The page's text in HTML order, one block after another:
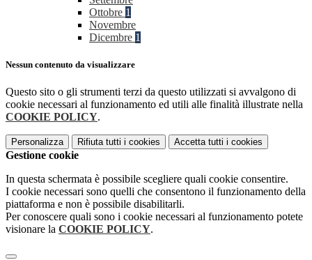
Ottobre 1
Novembre
Dicembre 1
Nessun contenuto da visualizzare
Questo sito o gli strumenti terzi da questo utilizzati si avvalgono di
cookie necessari al funzionamento ed utili alle finalità illustrate nella
COOKIE POLICY.
Personalizza Rifiuta tutti i cookies Accetta tutti i cookies
Gestione cookie
In questa schermata è possibile scegliere quali cookie consentire.
I cookie necessari sono quelli che consentono il funzionamento della
piattaforma e non è possibile disabilitarli.
Per conoscere quali sono i cookie necessari al funzionamento potete
visionare la COOKIE POLICY.